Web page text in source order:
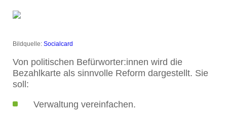
Bildquelle: Socialcard
Von politischen Befürworter:innen wird die
Bezahlkarte als sinnvolle Reform dargestellt. Sie
soll:
Verwaltung vereinfachen.